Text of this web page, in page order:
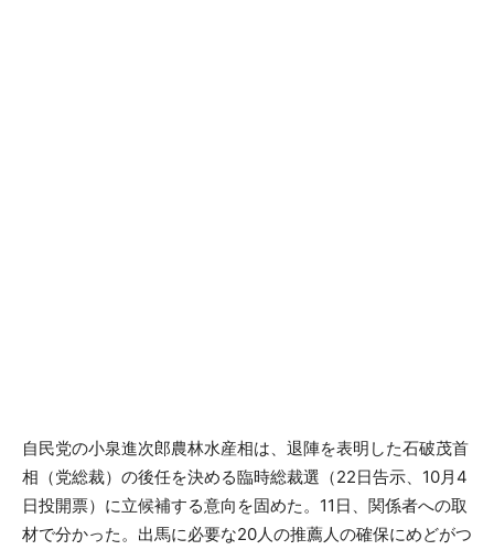
自民党の小泉進次郎農林水産相は、退陣を表明した石破茂首
相（党総裁）の後任を決める臨時総裁選（22日告示、10月4
日投開票）に立候補する意向を固めた。11日、関係者への取
材で分かった。出馬に必要な20人の推薦人の確保にめどがつ